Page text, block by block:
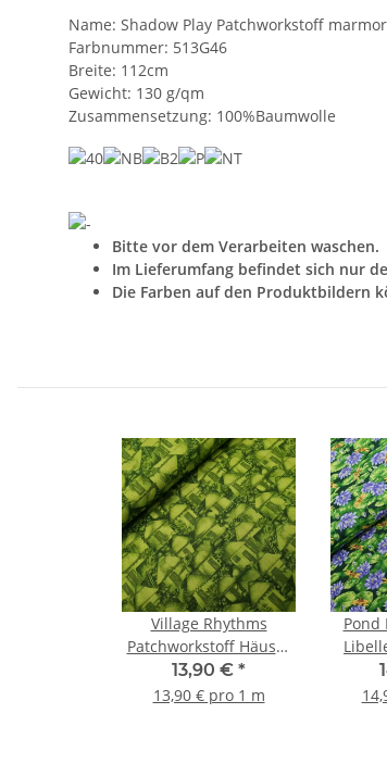
Name: Shadow Play Patchworkstoff
Farbnummer: 513G46
Breite: 112cm
Gewicht: 130 g/qm
Zusammensetzung: 100%Baumwolle
Bitte vor dem Verarbeiten waschen.
Im Lieferumfang befindet sich nur
Die Farben auf den Produktbildern
Village Rhythms
Patchworkstoff Häuser
grün
13,90 € *
13,90 € pro 1 m
Pond